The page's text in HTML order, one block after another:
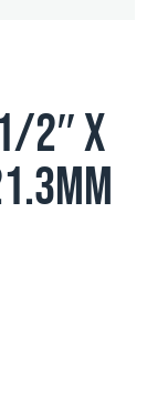
2″ x